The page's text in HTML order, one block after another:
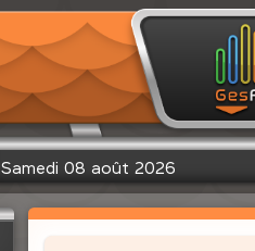
Samedi 08 août 2026